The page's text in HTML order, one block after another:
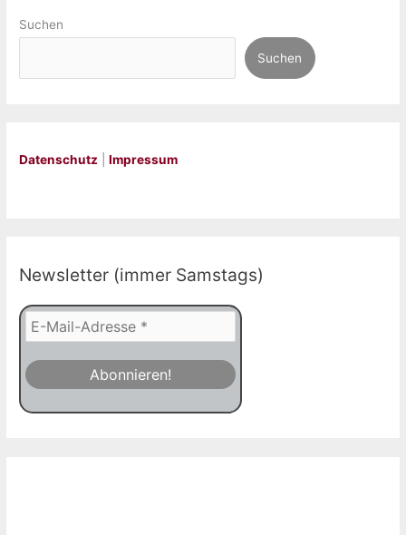
Suchen
Suchen
Datenschutz |Impressum
Newsletter (immer Samstags)